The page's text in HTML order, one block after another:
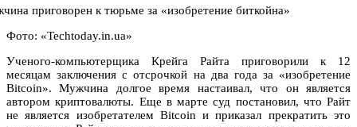
Фото: «Techtoday.in.ua»
Ученого-компьютерщика Крейга Райта приговорили к 12
месяцам заключения с отсрочкой на два года за «изобретение
Bitcoin». Мужчина долгое время настаивал, что он является
автором криптовалюты. Еще в марте суд постановил, что Райт
не является изобретателем Bitcoin и приказал прекратить это